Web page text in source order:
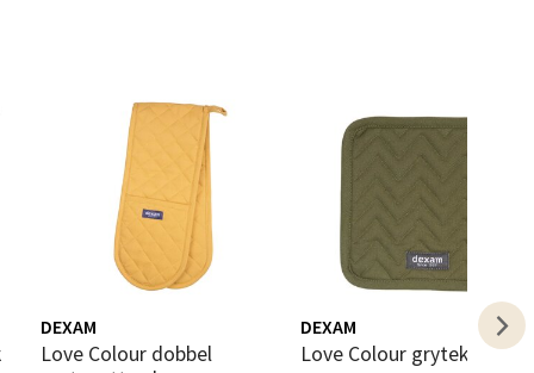
DEXAM
Love Colour dobbel
DEXAM
Love Colour gryteklut olive